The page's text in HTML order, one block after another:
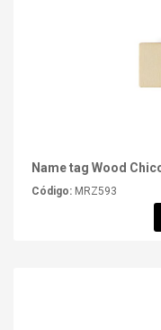
Name tag Wood
Código: MRZ593